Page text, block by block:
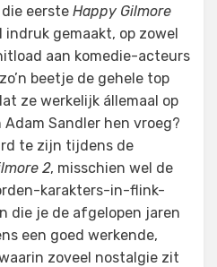
eerste Happy Gilmore
indruk gemaakt, op zowel
aan komedie-acteurs
beetje de gehele top
ze werkelijk állemaal op
Sandler hen vroeg?
te zijn tijdens de
2, misschien wel de
karakters-in-flink-
die je de afgelopen jaren
een goed werkende,
zoveel nostalgie zit